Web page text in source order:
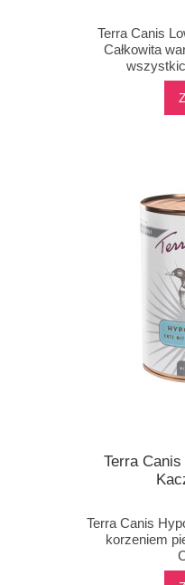
Terra Canis
Całkowita
Terra
Terra Canis
korzeniem